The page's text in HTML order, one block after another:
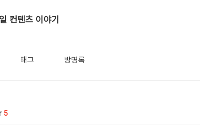
컨텐츠 이야기
태그 방명록
5